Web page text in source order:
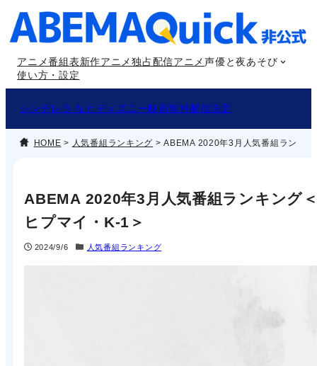
容
アニメ番組表新作アニメ独占配信アニメ声優と夜あそび
使い方・設定
シンデレラ などディズニー映画無料配信決定
HOME > 人気番組ランキング >ABEMA 2020年3月人気番組ランキ
ABEMA 2020年3月人気番組ランキング
ヒプマイ・K-1＞
2024/9/6 人気番組ランキング